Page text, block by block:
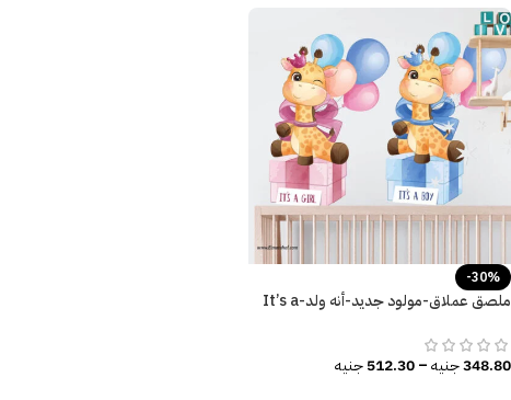
-30%
ملصق عملاق-مولود جديد-أنه ولد-It’s a
348.80جنيه–
512.30جنيه